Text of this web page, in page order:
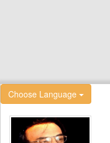
Choose Language